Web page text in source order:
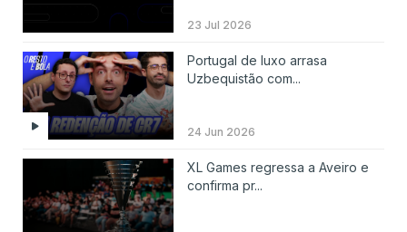
23 Jul 2026
Portugal de luxo arrasa
Uzbequistão com...
24 Jun 2026
XL Games regressa a Aveiro e
confirma pr...